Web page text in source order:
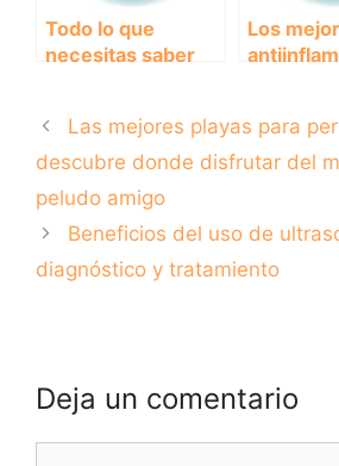
Todo lo que
necesitas saber
rabia para tu
mascota
Los
tu
forma
Las mejores playas para
descubre donde disfrutar del
peludo amigo
Beneficios del uso de
diagnóstico y tratamiento
Deja un comentario